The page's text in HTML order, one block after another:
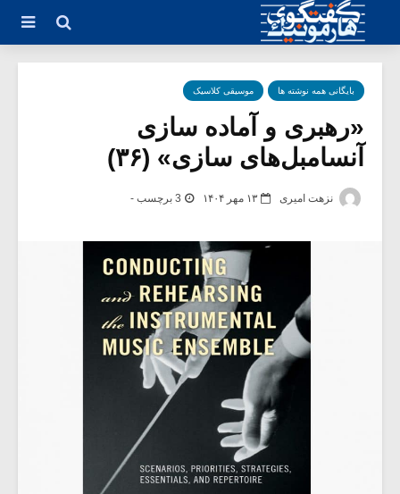
بایگانی همه نوشته ها موسیقی کلاسیک
«رهبری و آماده سازی
آنسامبل‌های سازی» (۳۶)
نزهت امیری ۱۳ مهر ۱۴۰۴ 3 برچسب -